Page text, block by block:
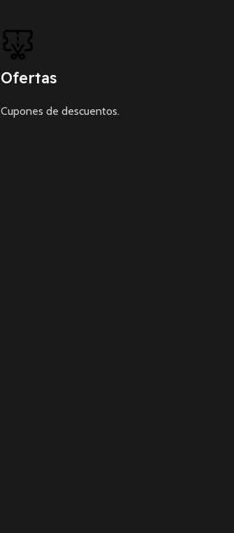
Ofertas
Cupones de descuentos.